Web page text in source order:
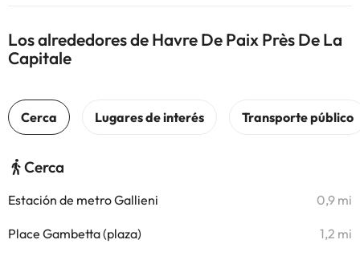
Los alrededores de Havre De Paix Près De La
Capitale
Cerca
Estación de metro Gallieni 0,9 mi
Place Gambetta (plaza) 1,2 mi